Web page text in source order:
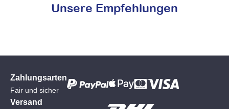
Unsere Empfehlungen
Zahlungsarten
Fair und sicher
Versand